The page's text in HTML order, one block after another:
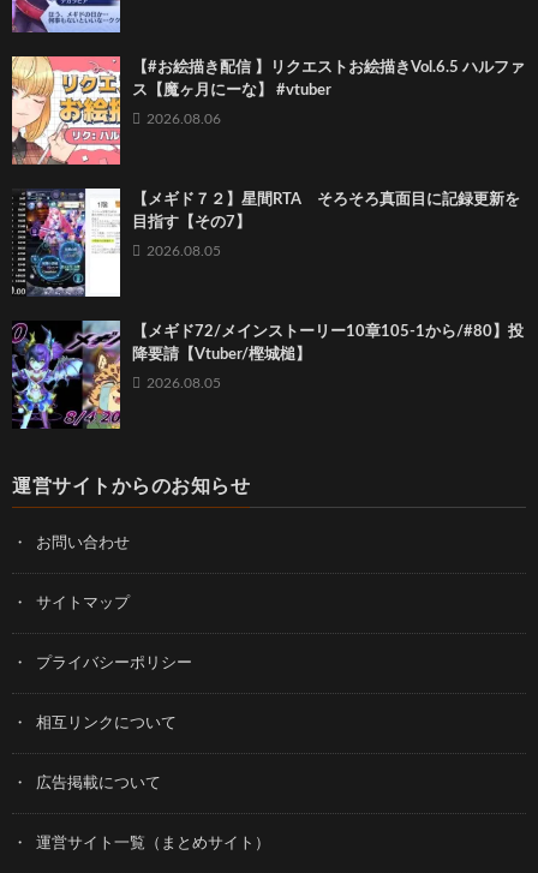
【#お絵描き配信 】リクエストお絵描きVol.6.5 ハルファ
ス【魔ヶ月にーな】 #vtuber
2026.08.06
【メギド７２】星間RTA そろそろ真面目に記録更新を
目指す【その7】
2026.08.05
【メギド72/メインストーリー10章105-1から/#80】投
降要請【Vtuber/樫城槌】
2026.08.05
運営サイトからのお知らせ
お問い合わせ
サイトマップ
プライバシーポリシー
相互リンクについて
広告掲載について
運営サイト一覧（まとめサイト）